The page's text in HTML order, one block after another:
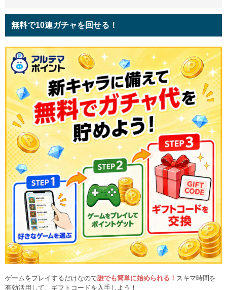
無料で10連ガチャを回せる！
ゲームをプレイするだけなので誰でも簡単に始められる！ スキマ時間を
有効活用して、ギフトコードを入手しよう！